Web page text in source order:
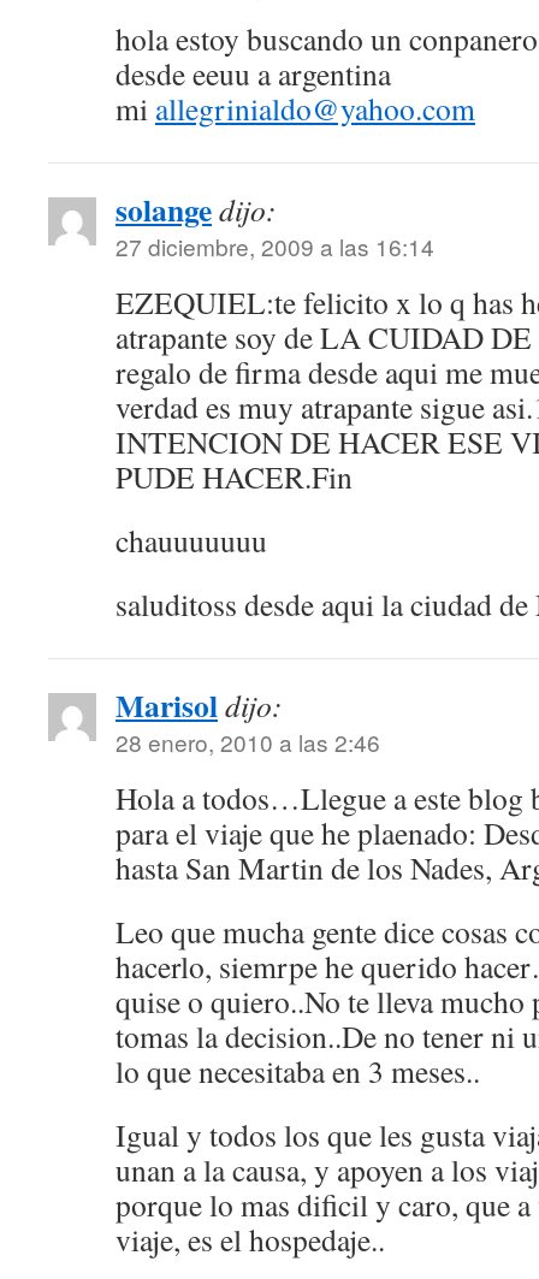
hola estoy buscando un
desde eeuu a argentina
mi allegrinialdo@yahoo.com
solangedijo:
27 diciembre, 2009 a las 16:14
EZEQUIEL:te felicito x lo q has
atrapante soy de LA CUIDAD
regalo de firma desde aqui me
verdad es muy atrapante sigue
INTENCION DE HACER ESE
PUDE HACER.Fin
chauuuuuuu
saluditoss desde aqui la ciudad
Marisoldijo:
28 enero, 2010 a las 2:46
Hola a todos…Llegue a este blog
para el viaje que he plaenado:
hasta San Martin de los Nades,
Leo que mucha gente dice cosas
hacerlo, siemrpe he querido
quise o quiero..No te lleva mucho
tomas la decision..De no tener ni
lo que necesitaba en 3 meses..
Igual y todos los que les gusta
unan a la causa, y apoyen a los
porque lo mas dificil y caro, que a
viaje, es el hospedaje..